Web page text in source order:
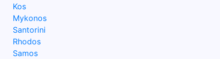
Kos
Mykonos
Santorini
Rhodos
Samos